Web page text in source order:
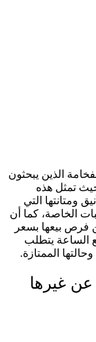
الذين يبحثون
تمثل هذه
ومتانتها التي
الخاصة، كما أن
فرص بيعها بسعر
الساعة يتطلب
الممتازة.
غيرها